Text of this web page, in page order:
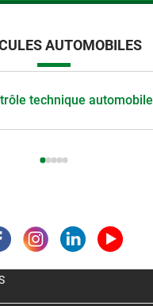
AUTOMOBILES
technique automobile